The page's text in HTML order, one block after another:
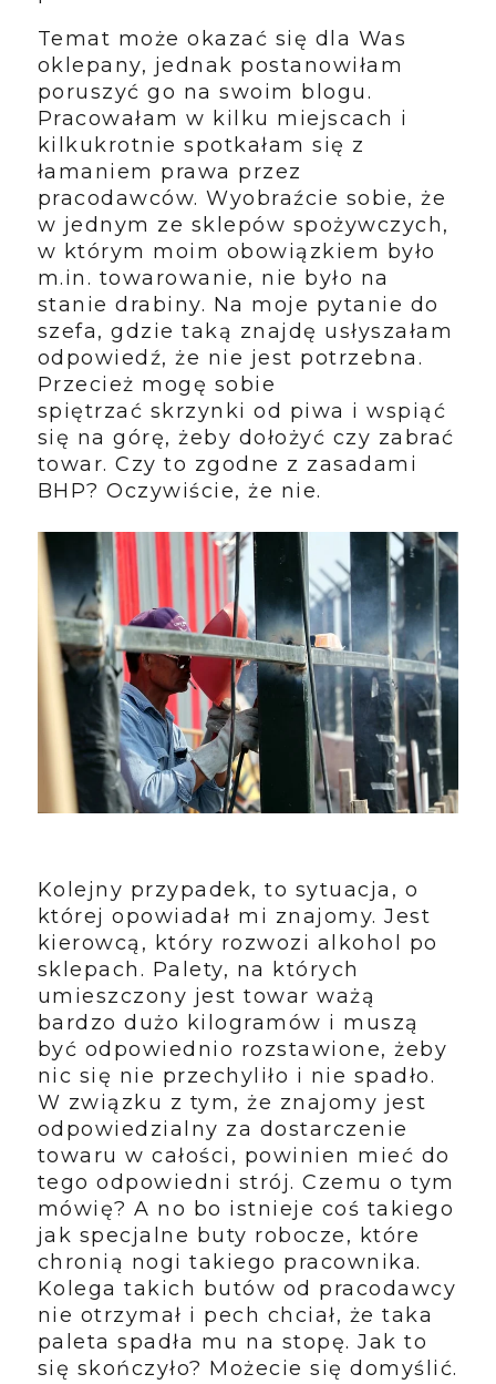
Temat może okazać się dla Was
oklepany, jednak postanowiłam
poruszyć go na swoim blogu.
Pracowałam w kilku miejscach i
kilkukrotnie spotkałam się z
łamaniem prawa przez
pracodawców. Wyobraźcie sobie, że
w jednym ze sklepów spożywczych,
w którym moim obowiązkiem było
m.in. towarowanie, nie było na
stanie drabiny. Na moje pytanie do
szefa, gdzie taką znajdę usłyszałam
odpowiedź, że nie jest potrzebna.
Przecież mogę sobie
spiętrzać skrzynki od piwa i wspiąć
się na górę, żeby dołożyć czy zabrać
towar. Czy to zgodne z zasadami
BHP? Oczywiście, że nie.
Kolejny przypadek, to sytuacja, o
której opowiadał mi znajomy. Jest
kierowcą, który rozwozi alkohol po
sklepach. Palety, na których
umieszczony jest towar ważą
bardzo dużo kilogramów i muszą
być odpowiednio rozstawione, żeby
nic się nie przechyliło i nie spadło.
W związku z tym, że znajomy jest
odpowiedzialny za dostarczenie
towaru w całości, powinien mieć do
tego odpowiedni strój. Czemu o tym
mówię? A no bo istnieje coś takiego
jak specjalne buty robocze, które
chronią nogi takiego pracownika.
Kolega takich butów od pracodawcy
nie otrzymał i pech chciał, że taka
paleta spadła mu na stopę. Jak to
się skończyło? Możecie się domyślić.